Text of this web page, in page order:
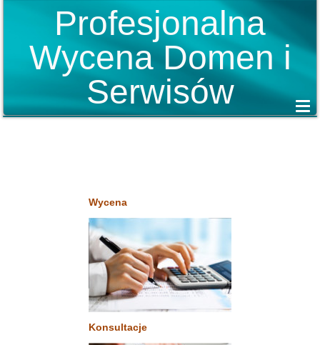
Profesjonalna
Wycena Domen i
Serwisów
Wycena
Konsultacje